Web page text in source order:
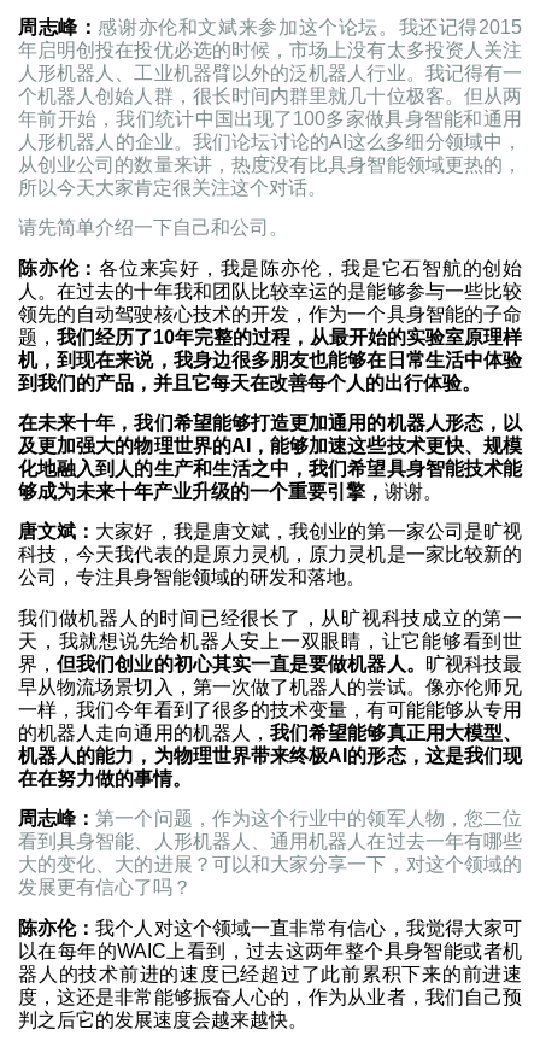
周志峰： 感谢亦伦和文斌来参加这个论坛。我还记得2015
年启明创投在投优必选的时候，市场上没有太多投资人关注
人形机器人、工业机器臂以外的泛机器人行业。我记得有一
个机器人创始人群，很长时间内群里就几十位极客。但从两
年前开始，我们统计中国出现了100多家做具身智能和通用
人形机器人的企业。我们论坛讨论的AI这么多细分领域中，
从创业公司的数量来讲，热度没有比具身智能领域更热的，
所以今天大家肯定很关注这个对话。
请先简单介绍一下自己和公司。
陈亦伦： 各位来宾好，我是陈亦伦，我是它石智航的创始
人。在过去的十年我和团队比较幸运的是能够参与一些比较
领先的自动驾驶核心技术的开发，作为一个具身智能的子命
题， 我们经历了10年完整的过程，从最开始的实验室原理样
机，到现在来说，我身边很多朋友也能够在日常生活中体验
到我们的产品，并且它每天在改善每个人的出行体验。
在未来十年，我们希望能够打造更加通用的机器人形态，以
及更加强大的物理世界的AI，能够加速这些技术更快、规模
化地融入到人的生产和生活之中，我们希望具身智能技术能
够成为未来十年产业升级的一个重要引擎， 谢谢。
唐文斌： 大家好，我是唐文斌，我创业的第一家公司是旷视
科技，今天我代表的是原力灵机，原力灵机是一家比较新的
公司，专注具身智能领域的研发和落地。
我们做机器人的时间已经很长了，从旷视科技成立的第一
天，我就想说先给机器人安上一双眼睛，让它能够看到世
界，但我们创业的初心其实一直是要做机器人。 旷视科技最
早从物流场景切入，第一次做了机器人的尝试。像亦伦师兄
一样，我们今年看到了很多的技术变量，有可能能够从专用
的机器人走向通用的机器人，我们希望能够真正用大模型、
机器人的能力，为物理世界带来终极AI的形态，这是我们现
在在努力做的事情。
周志峰：第一个问题，作为这个行业中的领军人物，您二位
看到具身智能、人形机器人、通用机器人在过去一年有哪些
大的变化、大的进展？可以和大家分享一下，对这个领域的
发展更有信心了吗？
陈亦伦：我个人对这个领域一直非常有信心，我觉得大家可
以在每年的WAIC上看到，过去这两年整个具身智能或者机
器人的技术前进的速度已经超过了此前累积下来的前进速
度，这还是非常能够振奋人心的，作为从业者，我们自己预
判之后它的发展速度会越来越快。